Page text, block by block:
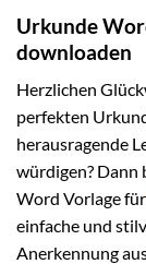
Urkunde
downloaden
Herzlichen
perfekten
herausragende
würdigen? Dann
Word Vorlage für
einfache und
Anerkennung